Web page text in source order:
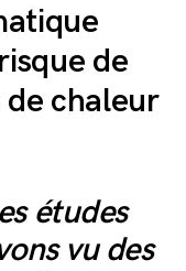
de
de chaleur
études
vu des